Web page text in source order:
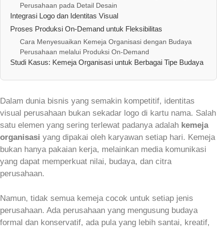
Perusahaan pada Detail Desain
Integrasi Logo dan Identitas Visual
Proses Produksi On‑Demand untuk Fleksibilitas
Cara Menyesuaikan Kemeja Organisasi dengan Budaya
Perusahaan melalui Produksi On‑Demand
Studi Kasus: Kemeja Organisasi untuk Berbagai Tipe Budaya
Dalam dunia bisnis yang semakin kompetitif, identitas
visual perusahaan bukan sekadar logo di kartu nama. Salah
satu elemen yang sering terlewat padanya adalah kemeja
organisasi yang dipakai oleh karyawan setiap hari. Kemeja
bukan hanya pakaian kerja, melainkan media komunikasi
yang dapat memperkuat nilai, budaya, dan citra
perusahaan.
Namun, tidak semua kemeja cocok untuk setiap jenis
perusahaan. Ada perusahaan yang mengusung budaya
formal dan konservatif, ada pula yang lebih santai, kreatif,